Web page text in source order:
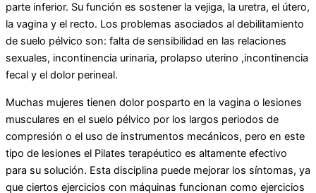
parte inferior. Su función es sostener la vejiga, la uretra, el útero,
la vagina y el recto. Los problemas asociados al debilitamiento
de suelo pélvico son: falta de sensibilidad en las relaciones
sexuales, incontinencia urinaria, prolapso uterino ,incontinencia
fecal y el dolor perineal.
Muchas mujeres tienen dolor posparto en la vagina o lesiones
musculares en el suelo pélvico por los largos periodos de
compresión o el uso de instrumentos mecánicos, pero en este
tipo de lesiones el Pilates terapéutico es altamente efectivo
para su solución. Esta disciplina puede mejorar los síntomas, ya
que ciertos ejercicios con máquinas funcionan como ejercicios